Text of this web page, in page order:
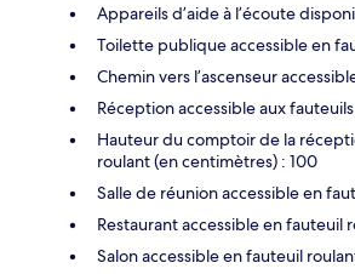
Appareils d’aide à l’écoute
Toilette publique accessible en
Chemin vers l’ascenseur
Réception accessible aux
Hauteur du comptoir de la
roulant (en centimètres) : 100
Salle de réunion accessible en
Restaurant accessible en fauteuil
Salon accessible en fauteuil